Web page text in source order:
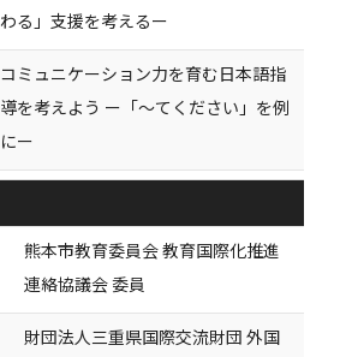
わる」支援を考えるー
コミュニケーション力を育む日本語指
導を考えよう ー「～てください」を例
にー
熊本市教育委員会 教育国際化推進
連絡協議会 委員
財団法人三重県国際交流財団 外国